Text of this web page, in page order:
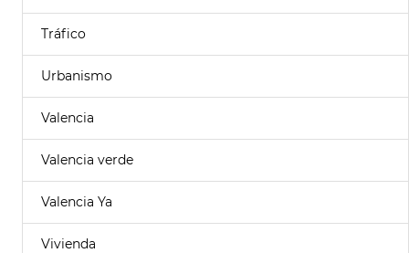
Tráfico
Urbanismo
Valencia
Valencia verde
Valencia Ya
Vivienda